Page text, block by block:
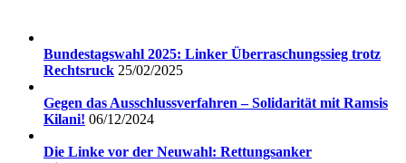
Bundestagswahl 2025: Linker Überraschungssieg trotz
Rechtsruck 25/02/2025
Gegen das Ausschlussverfahren – Solidarität mit Ramsis
Kilani! 06/12/2024
Die Linke vor der Neuwahl: Rettungsanker